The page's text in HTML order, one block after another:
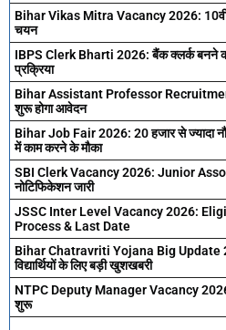
Bihar Vikas Mitra Vacancy 2026: 10वीं
चयन
IBPS Clerk Bharti 2026: बैंक क्लर्क बनने
प्रक्रिया
Bihar Assistant Professor
शुरू होगा आवेदन
Bihar Job Fair 2026: 20 हजार से ज्यादा
में काम करने के मौका
SBI Clerk Vacancy 2026: Junior
नोटिफिकेशन जारी
JSSC Inter Level Vacancy 2026:
Process & Last Date
Bihar Chatravriti Yojana Big Update
विद्यार्थियों के लिए बड़ी खुशखबरी
NTPC Deputy Manager Vacancy
शुरू